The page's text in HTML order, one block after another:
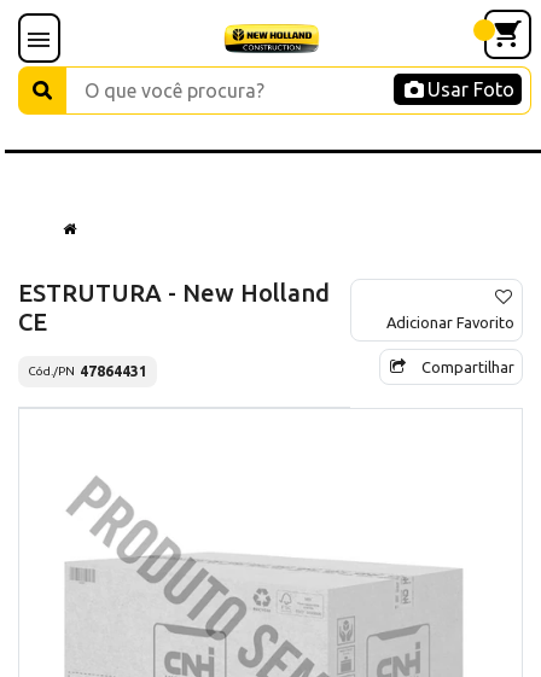
Usar Foto
ESTRUTURA - New Holland
CE
Cód./PN 47864431
Adicionar Favorito
Compartilhar